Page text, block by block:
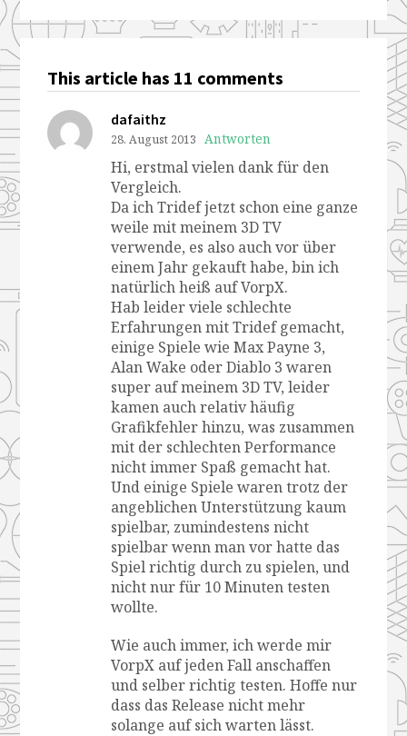
This article has 11 comments
dafaithz
28. August 2013 Antworten
Hi, erstmal vielen dank für den
Vergleich.
Da ich Tridef jetzt schon eine ganze
weile mit meinem 3D TV
verwende, es also auch vor über
einem Jahr gekauft habe, bin ich
natürlich heiß auf VorpX.
Hab leider viele schlechte
Erfahrungen mit Tridef gemacht,
einige Spiele wie Max Payne 3,
Alan Wake oder Diablo 3 waren
super auf meinem 3D TV, leider
kamen auch relativ häufig
Grafikfehler hinzu, was zusammen
mit der schlechten Performance
nicht immer Spaß gemacht hat.
Und einige Spiele waren trotz der
angeblichen Unterstützung kaum
spielbar, zumindestens nicht
spielbar wenn man vor hatte das
Spiel richtig durch zu spielen, und
nicht nur für 10 Minuten testen
wollte.
Wie auch immer, ich werde mir
VorpX auf jeden Fall anschaffen
und selber richtig testen. Hoffe nur
dass das Release nicht mehr
solange auf sich warten lässt.